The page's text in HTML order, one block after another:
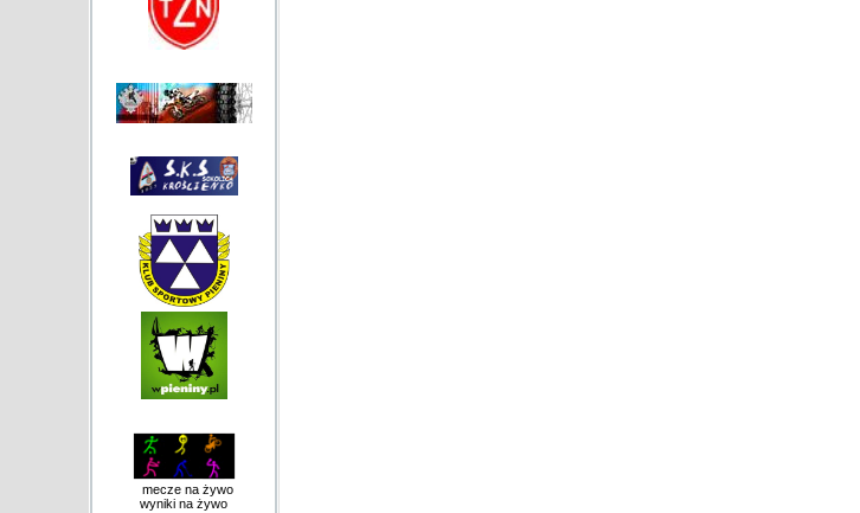
mecze na żywo
wyniki na żywo